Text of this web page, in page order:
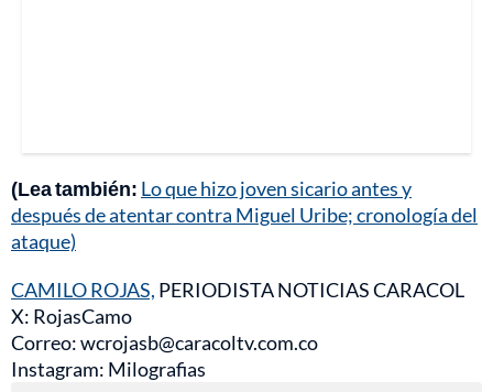
(Lea también: Lo que hizo joven sicario antes y
después de atentar contra Miguel Uribe; cronología del
ataque)
CAMILO ROJAS, PERIODISTA NOTICIAS CARACOL
X: RojasCamo
Correo: wcrojasb@caracoltv.com.co
Instagram: Milografias